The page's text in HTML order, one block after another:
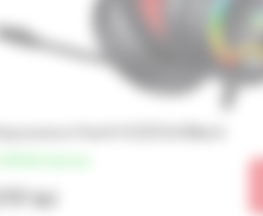
319 lei